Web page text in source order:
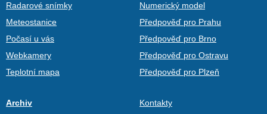
Radarové snímky
Meteostanice
Počasí u vás
Webkamery
Teplotní mapa
Numerický model
Předpověď pro Prahu
Předpověď pro Brno
Předpověď pro Ostravu
Předpověď pro Plzeň
Archiv
Kontakty